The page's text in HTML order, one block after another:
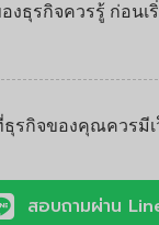
งธุรกิจควรรู้ ก่อนเ
ธุรกิจของคุณควรมี
สอบถามผ่าน